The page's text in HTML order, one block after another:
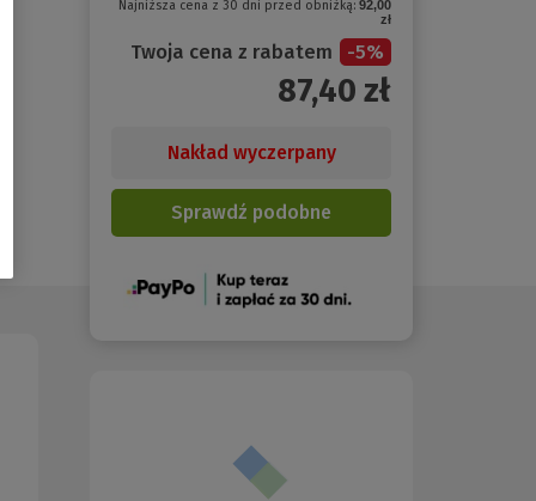
Najniższa cena z 30 dni przed obniżką: 92,00
zł
Twoja cena z rabatem -5%
87,40 zł
Nakład wyczerpany
Sprawdź podobne
(Nowe